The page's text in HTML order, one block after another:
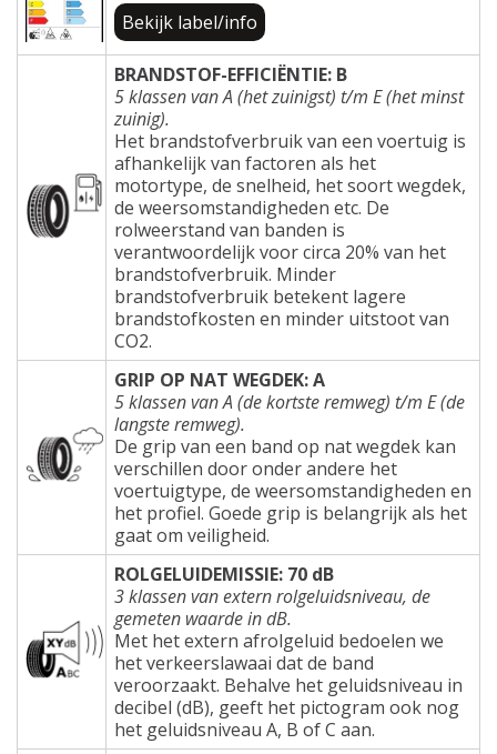
Bekijk label/info
BRANDSTOF-EFFICIËNTIE: B
5 klassen van A (het zuinigst) t/m E (het minst
zuinig).
Het brandstofverbruik van een voertuig is
afhankelijk van factoren als het
motortype, de snelheid, het soort wegdek,
de weersomstandigheden etc. De
rolweerstand van banden is
verantwoordelijk voor circa 20% van het
brandstofverbruik. Minder
brandstofverbruik betekent lagere
brandstofkosten en minder uitstoot van
CO2.
GRIP OP NAT WEGDEK: A
5 klassen van A (de kortste remweg) t/m E (de
langste remweg).
De grip van een band op nat wegdek kan
verschillen door onder andere het
voertuigtype, de weersomstandigheden en
het profiel. Goede grip is belangrijk als het
gaat om veiligheid.
ROLGELUIDEMISSIE: 70 dB
3 klassen van extern rolgeluidsniveau, de
gemeten waarde in dB.
Met het extern afrolgeluid bedoelen we
het verkeerslawaai dat de band
veroorzaakt. Behalve het geluidsniveau in
decibel (dB), geeft het pictogram ook nog
het geluidsniveau A, B of C aan.